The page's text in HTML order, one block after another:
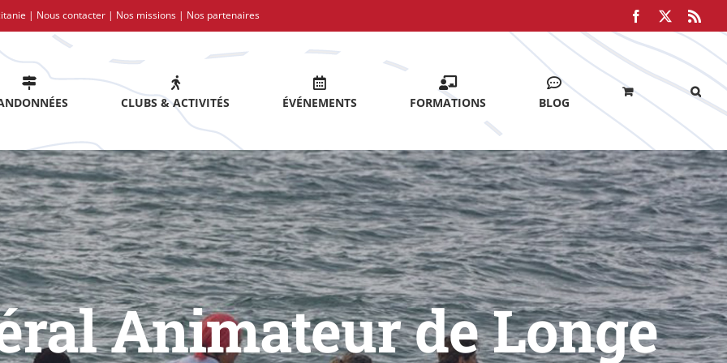
| Nous contacter | Nos missions | Nos partenaires Facebook
CLUBS & ACTIVITÉS ÉVÉNEMENTS FORMATIONS BLOG
Animateur de Longe